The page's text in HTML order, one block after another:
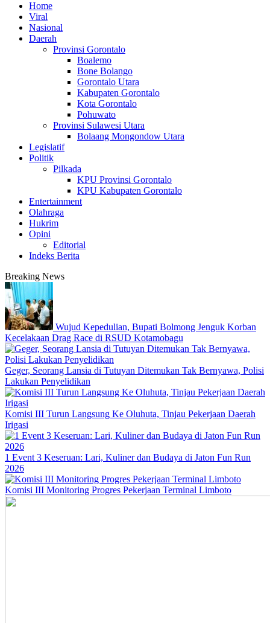
Home
Viral
Nasional
Daerah
Provinsi Gorontalo
Boalemo
Bone Bolango
Gorontalo Utara
Kabupaten Gorontalo
Kota Gorontalo
Pohuwato
Provinsi Sulawesi Utara
Bolaang Mongondow Utara
Legislatif
Politik
Pilkada
KPU Provinsi Gorontalo
KPU Kabupaten Gorontalo
Entertainment
Olahraga
Hukrim
Opini
Editorial
Indeks Berita
Breaking News
Wujud Kepedulian, Bupati Bolmong Jenguk Korban
Kecelakaan Drag Race di RSUD Kotamobagu
Geger, Seorang Lansia di Tutuyan Ditemukan Tak Bernyawa, Polisi
Lakukan Penyelidikan
Komisi III Turun Langsung Ke Oluhuta, Tinjau Pekerjaan Daerah
Irigasi
1 Event 3 Keseruan: Lari, Kuliner dan Budaya di Jaton Fun Run
2026
Komisi III Monitoring Progres Pekerjaan Terminal Limboto